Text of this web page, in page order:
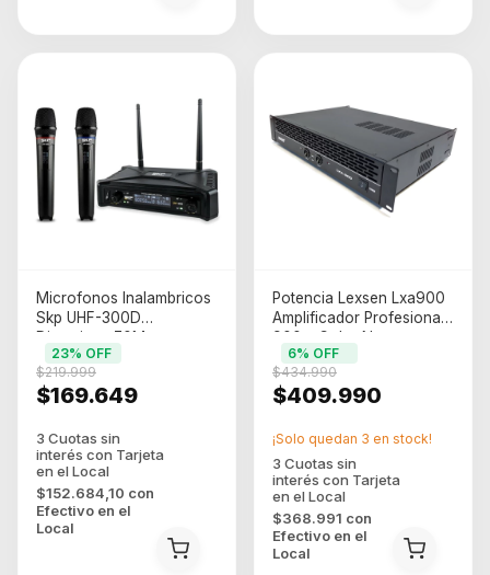
Microfonos Inalambricos
Skp UHF-300D
Dinamicos 70M
$169.649
$219.999
23% OFF
$152.684,10 con
Efectivo en el
Local
Potencia Lexsen Lxa900
Amplificador Profesional
900w Color Negro
Potencia De Salida Rms
900 W
$409.990
$434.990
6% OFF
$368.991 con
Efectivo en el
Local
¡Solo quedan 3 en stock!